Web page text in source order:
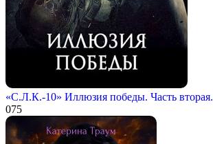
«С.Л.К.-10» Иллюзия победы. Часть вторая.
075